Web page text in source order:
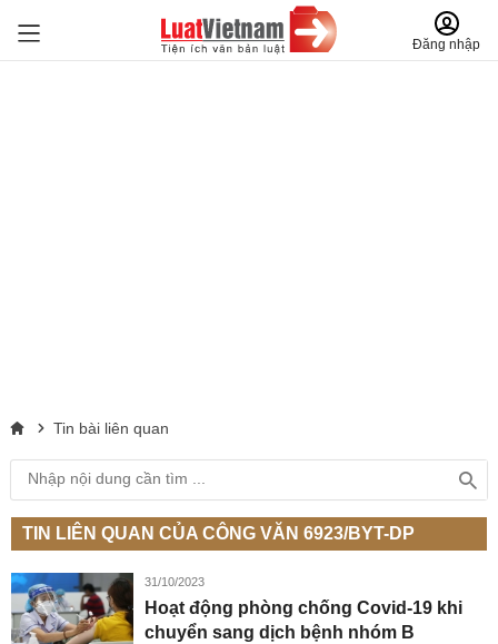
Đăng nhập
Tin bài liên quan
TIN LIÊN QUAN CỦA CÔNG VĂN 6923/BYT-DP
31/10/2023
Hoạt động phòng chống Covid-19 khi
chuyển sang dịch bệnh nhóm B